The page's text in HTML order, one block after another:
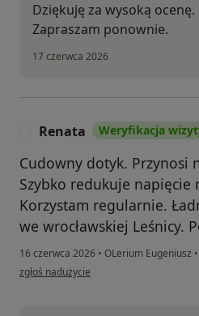
Dziękuję za wysoką ocenę.
Zapraszam ponownie.
17 czerwca 2026
Renata Weryfikacja
Cudowny dotyk. Przynosi
Szybko redukuje napięcie
Korzystam regularnie.
we wrocławskiej Leśnicy.
16 czerwca 2026 • OLerium Eugeniusz •
w opinii użytkownika Renata
zgłoś nadużycie